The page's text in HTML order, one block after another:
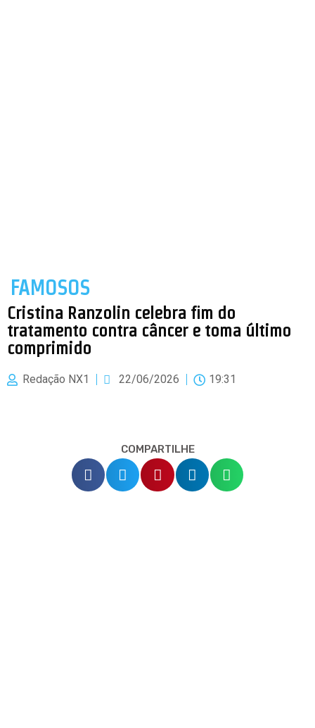
FAMOSOS
Cristina Ranzolin celebra fim do
tratamento contra câncer e toma último
comprimido
Redação NX1 22/06/2026 19:31
COMPARTILHE